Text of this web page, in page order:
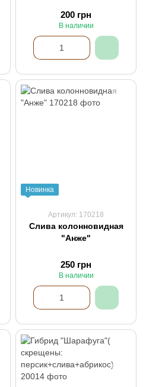
200 грн
В наличии
Новинка
Артикул: 170218
Слива колонновидная
"Анже"
250 грн
В наличии